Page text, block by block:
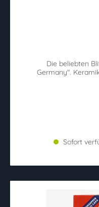
Die beliebten
Germany".
Sofort